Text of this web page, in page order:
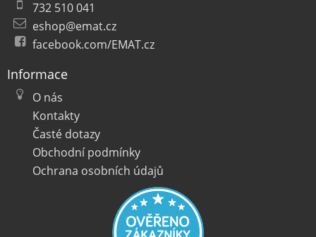
732 510 041
eshop@emat.cz
facebook.com/EMAT.cz
Informace
O nás
Kontakty
Časté dotazy
Obchodní podmínky
Ochrana osobních údajů